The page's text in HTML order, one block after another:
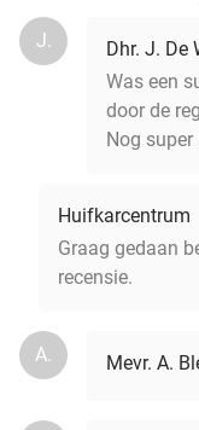
J.
Dhr. J. De
Was een
door de
Nog
Huifkarcentrum
Graag gedaan
recensie.
A. Mevr. A.